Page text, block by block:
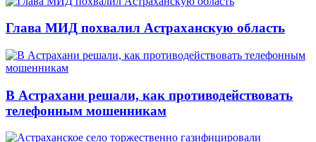
Глава МИД похвалил Астраханскую область
В Астрахани решали, как противодействовать
телефонным мошенникам